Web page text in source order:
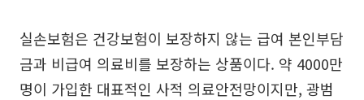
실손보험은 건강보험이 보장하지 않는 급여 본인부담
금과 비급여 의료비를 보장하는 상품이다. 약 4000만
명이 가입한 대표적인 사적 의료안전망이지만, 광범